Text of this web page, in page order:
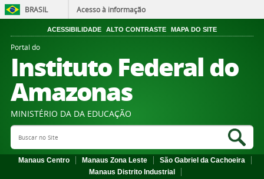
BRASIL Acesso à informação
ACESSIBILIDADE ALTO CONTRASTE MAPA DO SITE
Portal do
Instituto Federal do
Amazonas
MINISTÉRIO DA DA EDUCAÇÃO
Search Site
Manaus Centro Manaus Zona Leste
São Gabriel da Cachoeira
Manaus Distrito Industrial